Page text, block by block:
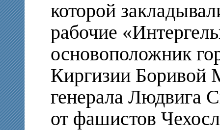
которой
рабочие
основоположник
Киргизии Боривой
генерала Людвига
от фашистов